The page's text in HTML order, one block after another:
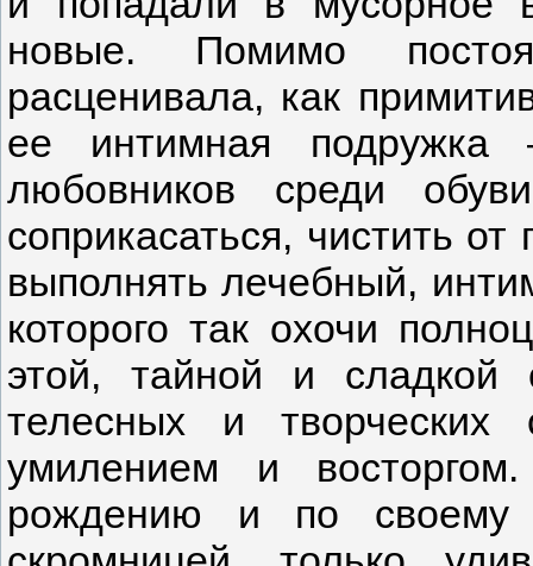
новые. Помимо
расценивала, как
ее интимная
любовников среди
соприкасаться, чистить
выполнять лечебный,
которого так охочи
этой, тайной и сладкой
телесных и творческих
умилением и
рождению и по своему